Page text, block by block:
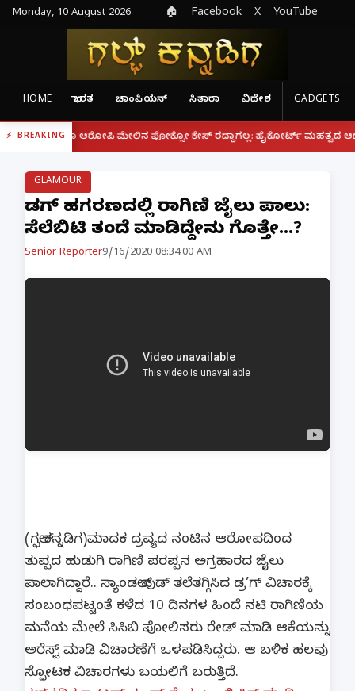
Monday, 10 August 2026 🏠 Facebook X YouTube
HOME ಭಾರತ ಚಾಂಪಿಯನ್ ಸಿತಾರಾ ವಿದೇಶ GADGETS
BREAKING
ಆರೋಪಿ ಮೇಲಿನ ಪೋಕ್ಸೋ ಕೇಸ್ ರದ್ದಾಗಲ್ಲ: ಹೈಕೋರ್ಟ್ ಮಹತ್ವದ ಆದೇಶ | ಫೋನ್
GLAMOUR
ಡ್ರಗ್ ಹಗರಣದಲ್ಲಿ ರಾಗಿಣಿ ಜೈಲು ಪಾಲು:
ಸೆಲೆಬ್ರಿಟಿ ತಂದೆ ಮಾಡಿದ್ದೇನು ಗೊತ್ತೇ...?
Senior Reporter9/16/2020 08:34:00 AM
(ಗಲ್ಫ್ ಕನ್ನಡಿಗ)ಮಾದಕ ದ್ರವ್ಯದ ನಂಟಿನ ಆರೋಪದಿಂದ
ತುಪ್ಪದ ಹುಡುಗಿ ರಾಗಿಣಿ ಪರಪ್ಪನ ಅಗ್ರಹಾರದ ಜೈಲು
ಪಾಲಾಗಿದ್ದಾರೆ.. ಸ್ಯಾಂಡಲ್ ವುಡ್ ತಲೆತಗ್ಗಿಸಿದ ಡ್ರ’ಗ್ ವಿಚಾರಕ್ಕೆ
ಸಂಬಂಧಪಟ್ಟಂತೆ ಕಳೆದ 10 ದಿನಗಳ ಹಿಂದೆ ನಟಿ ರಾಗಿಣಿಯ
ಮನೆಯ ಮೇಲೆ ಸಿಸಿಬಿ ಪೋಲಿಸರು ರೇಡ್ ಮಾಡಿ ಆಕೆಯನ್ನು
ಅರೆಸ್ಟ್ ಮಾಡಿ ವಿಚಾರಣೆಗೆ ಒಳಪಡಿಸಿದ್ದರು. ಆ ಬಳಿಕ ಹಲವು
ಸ್ಫೋಟಕ ವಿಚಾರಗಳು ಬಯಲಿಗೆ ಬರುತ್ತಿದೆ.